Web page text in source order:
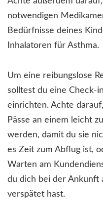
notwendigen
Bedürfnisse deines
Inhalatoren für Asthma.
Um eine reibungslose
solltest du eine Check-
einrichten. Achte
Pässe an einem leicht
werden, damit du sie
es Zeit zum Abflug ist,
Warten am
du dich bei der Ankunft
verspätet hast.